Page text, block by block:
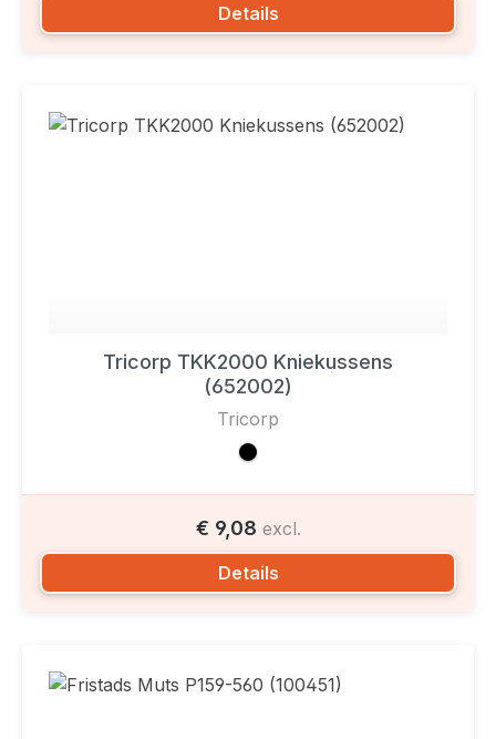
Details
Tricorp TKK2000 Kniekussens
(652002)
Tricorp
€ 9,08 excl.
Details